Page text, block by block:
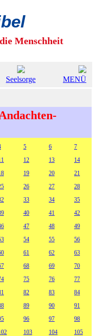
Menschheit
Seelsorge MENÜ
5 6
7
12 13
14
19 20
21
26 27
28
33 34
35
40 41
42
47 48
49
54 55
56
61 62
63
68 69
70
75 76
77
82 83
84
89 90
91
96 97
98
103 104
105